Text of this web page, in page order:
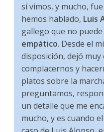
sí vimos, y mucho,
hemos hablado, Luis
gallego que no
empático. Desde el
disposición, dejó
complacernos y
platos sobre la
preguntamos,
un detalle que me
mucho, y es cuando